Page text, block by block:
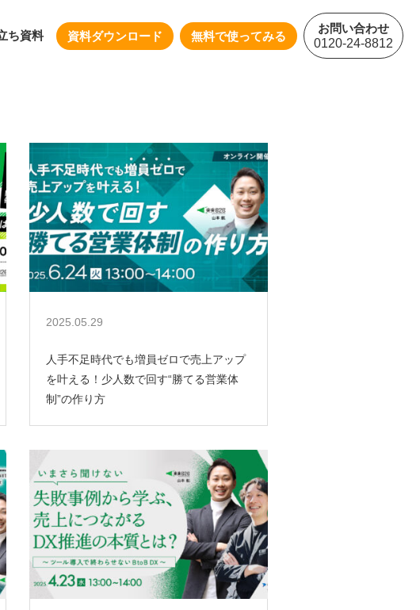
ち資料 資料ダウンロード 無料で使ってみる
お問い合わせ
0120-24-8812
2025.05.29
人手不足時代でも増員ゼロで売上アップ
を叶える！少人数で回す“勝てる営業体
制”の作り方